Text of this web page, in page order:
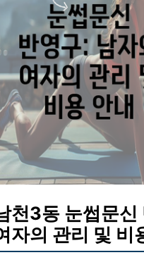
천3동 눈썹문신
자의 관리 및 비